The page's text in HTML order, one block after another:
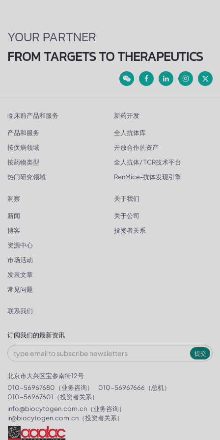
YOUR PARTNER
FROM TARGETS TO THERAPEUTICS
临床前产品和服务
产品和服务
按疾病领域
按药物类型
热门研究领域
新药开发
全人抗体库
开放合作的资产
全人抗体/ TCR技术平台
RenMice-抗体发现引擎
洞察
新闻
博客
资源中心
市场活动
发表文章
常见问题
关于我们
关于公司
投资者关系
联系我们
订阅我们的最新资讯
提交
北京市大兴区宝参南街12号
010-56967680（业务咨询）
010-56967666（总机）
010-56967601（投资者关系）
info@biocytogen.com.cn （业务咨询）
ir@biocytogen.com.cn （投资者关系）